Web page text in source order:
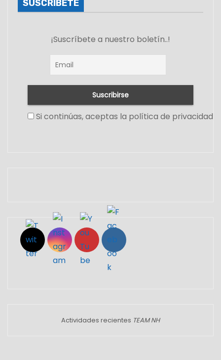
SUSCRIBETE
¡Suscríbete a nuestro boletín..!
Si continúas, aceptas la política de privacidad
Actividades recientes TEAM NH